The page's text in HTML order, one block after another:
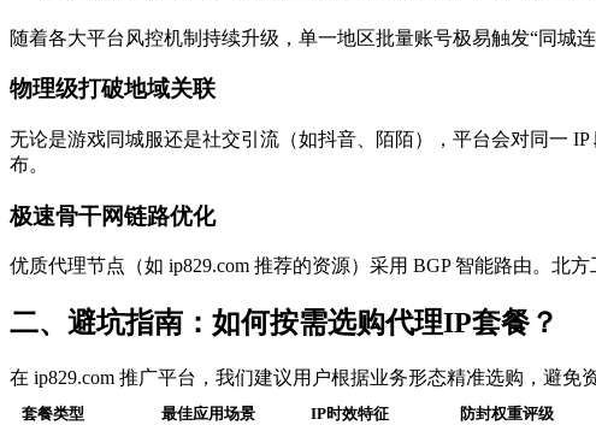
随着各大平台风控机制持续升级，单一地区批量账号极易触发“同城连
物理级打破地域关联
无论是游戏同城服还是社交引流（如抖音、陌陌），平台会对同一
布。
极速骨干网链路优化
优质代理节点（如 ip829.com 推荐的资源）采用 BGP 智能路由。北
二、避坑指南：如何按需选购代理IP套餐？
在 ip829.com 推广平台，我们建议用户根据业务形态精准选购，避免
套餐类型 最佳应用场景 IP时效特征 防封权重评级